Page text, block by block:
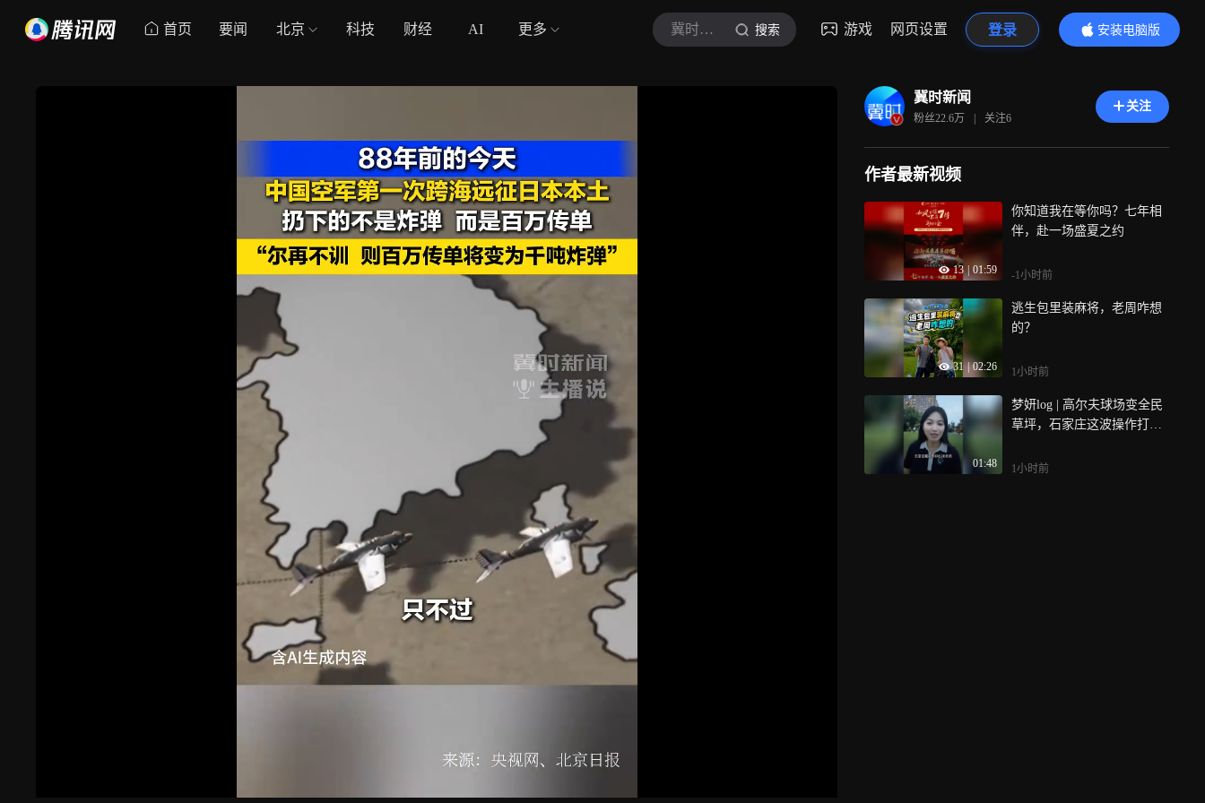
首页 要闻 北京 科技 财经 AI 更多 冀时新闻 搜索 游戏 网页设置 登录
安装电脑版
内容更精彩
冀时新闻
粉丝22.6万 | 关注6
关注
作者最新视频
13 01:59
你知道我在等你吗？七年相
伴，赴一场盛夏之约
-1小时前
31 | 02:26
逃生包里装麻将，老周咋想
的？
1小时前
01:48
梦妍log | 高尔夫球场变全民
草坪，石家庄这波操作打几
1小时前